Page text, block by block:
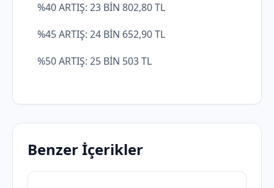
%40 ARTIŞ: 23 BİN 802,80 TL
%45 ARTIŞ: 24 BİN 652,90 TL
%50 ARTIŞ: 25 BİN 503 TL
Benzer İçerikler